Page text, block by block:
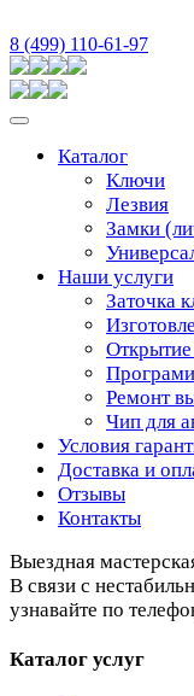
8 (499) 110-61-97
Каталог
Ключи
Лезвия
Замки
Наши услуги
Заточка
Ремонт
Чип для
Условия
Доставка и
Отзывы
Контакты
Выездная
В связи с
узнавайте по
Каталог услуг